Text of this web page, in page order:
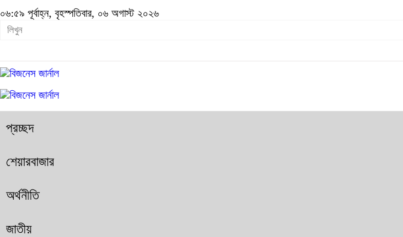
০৬:৫৯ পূর্বাহ্ন, বৃহস্পতিবার, ০৬ অগাস্ট ২০২৬
প্রচ্ছদ
শেয়ারবাজার
অর্থনীতি
জাতীয়